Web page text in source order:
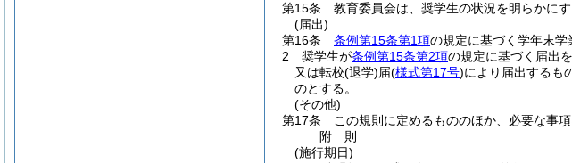
第15条
教育委員会は、奨学生の状況を明らかに
(届出)
第16条
条例第15条第1項の規定に基づく学年末学
2
奨学生が条例第15条第2項の規定に基づく届出
又は転校(退学)届(様式第17号)により届出するも
のとする。
(その他)
第17条
この規則に定めるもののほか、必要な事
附 則
(施行期日)